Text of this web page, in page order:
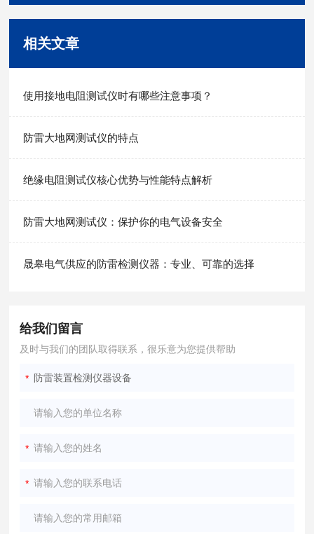
相关文章
使用接地电阻测试仪时有哪些注意事项？
防雷大地网测试仪的特点
绝缘电阻测试仪核心优势与性能特点解析
防雷大地网测试仪：保护你的电气设备安全
晟皋电气供应的防雷检测仪器：专业、可靠的选择
给我们留言
及时与我们的团队取得联系，很乐意为您提供帮助